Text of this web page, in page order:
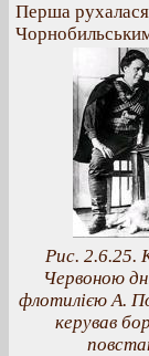
Перша
Рис. 2.6.25.
Червоною
флотилією А.
керував